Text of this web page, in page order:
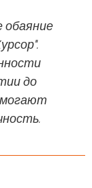
обаяние
до